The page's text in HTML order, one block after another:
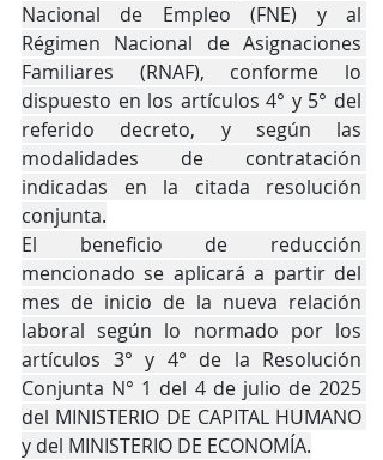
Nacional de Empleo (FNE) y al
Régimen Nacional de Asignaciones
Familiares (RNAF), conforme lo
dispuesto en los artículos 4° y 5° del
referido decreto, y según las
modalidades de contratación
indicadas en la citada resolución
conjunta.
El beneficio de reducción
mencionado se aplicará a partir del
mes de inicio de la nueva relación
laboral según lo normado por los
artículos 3° y 4° de la Resolución
Conjunta N° 1 del 4 de julio de 2025
del MINISTERIO DE CAPITAL HUMANO
y del MINISTERIO DE ECONOMÍA.